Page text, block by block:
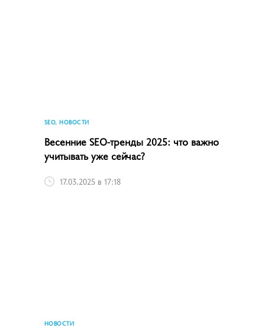
SEO, НОВОСТИ
Весенние SEO-тренды 2025: что важно
учитывать уже сейчас?
17.03.2025 в 17:18
НОВОСТИ